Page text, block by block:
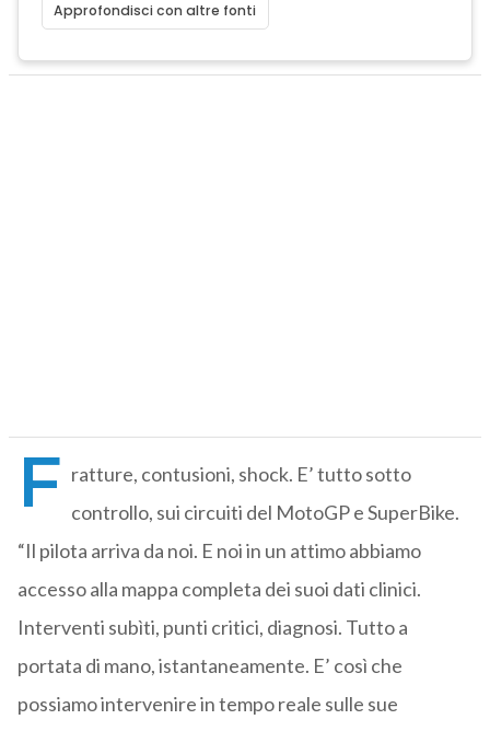
Approfondisci con altre fonti
F ratture, contusioni, shock. E’ tutto sotto
controllo, sui circuiti del MotoGP e SuperBike.
“Il pilota arriva da noi. E noi in un attimo abbiamo
accesso alla mappa completa dei suoi dati clinici.
Interventi subìti, punti critici, diagnosi. Tutto a
portata di mano, istantaneamente. E’ così che
possiamo intervenire in tempo reale sulle sue